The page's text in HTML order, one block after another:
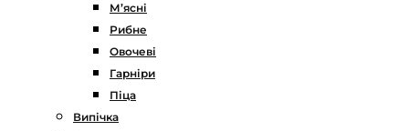
М’ясні
Рибне
Овочеві
Гарніри
Піца
Випічка